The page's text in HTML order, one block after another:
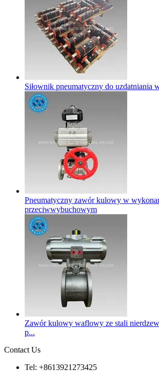
Siłownik pneumatyczny do uzdatniania
Pneumatyczny zawór kulowy w
przeciwwybuchowym
Zawór kulowy waflowy ze stali
p...
Contact Us
Tel: +8613921273425